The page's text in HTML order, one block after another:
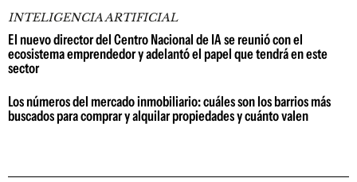
INTELIGENCIA ARTIFICIAL
El nuevo director del Centro Nacional de IA se reunió con el
ecosistema emprendedor y adelantó el papel que tendrá en este
sector
Los números del mercado inmobiliario: cuáles son los barrios más
buscados para comprar y alquilar propiedades y cuánto valen